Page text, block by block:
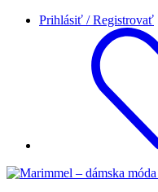
Prihlásiť / Registrovať